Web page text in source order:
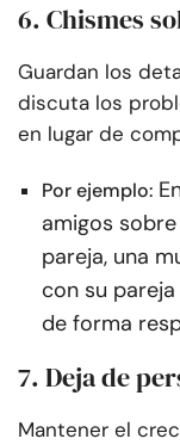
6. Chismes
Guardan los
discuta los
en lugar de
Por ejemplo:
amigos
pareja, una
con su
de forma
7. Deja de
Mantener el